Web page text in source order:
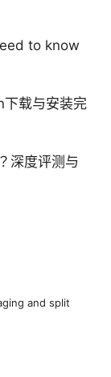
to know
载与安装完
深度评测与
and split